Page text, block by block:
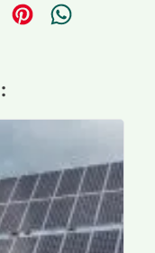
pe Facebook
pe
Distribuie pe
Distribuie